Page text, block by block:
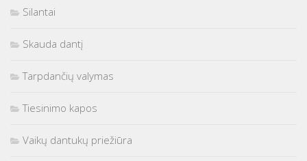
Silantai
Skauda dantį
Tarpdančių valymas
Tiesinimo kapos
Vaikų dantukų priežiūra